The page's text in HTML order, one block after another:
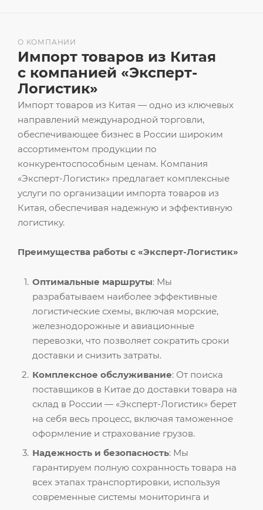
Импорт товаров из Китая — одно из ключевых
направлений международной торговли,
обеспечивающее бизнес в России широким
ассортиментом продукции по
конкурентоспособным ценам. Компания
«Эксперт-Логистик» предлагает комплексные
услуги по организации импорта товаров из
Китая, обеспечивая надежную и эффективную
логистику.
Преимущества работы с «Эксперт-Логистик»
Оптимальные маршруты: Мы
разрабатываем наиболее эффективные
логистические схемы, включая морские,
железнодорожные и авиационные
перевозки, что позволяет сократить сроки
доставки и снизить затраты.
Комплексное обслуживание: От поиска
поставщиков в Китае до доставки товара на
склад в России — «Эксперт-Логистик» берет
на себя весь процесс, включая таможенное
оформление и страхование грузов.
Надежность и безопасность: Мы
гарантируем полную сохранность товара на
всех этапах транспортировки, используя
современные системы мониторинга и
О КОМПАНИИ
Импорт товаров из Китая
с компанией «Эксперт-
Логистик»